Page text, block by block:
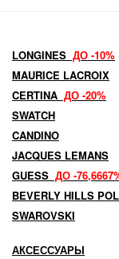
LONGINES ДО -10%
MAURICE LACROIX
CERTINA ДО -20%
SWATCH
CANDINO
JACQUES LEMANS
GUESS ДО -
BEVERLY HILLS
SWAROVSKI
АКСЕССУАРЫ